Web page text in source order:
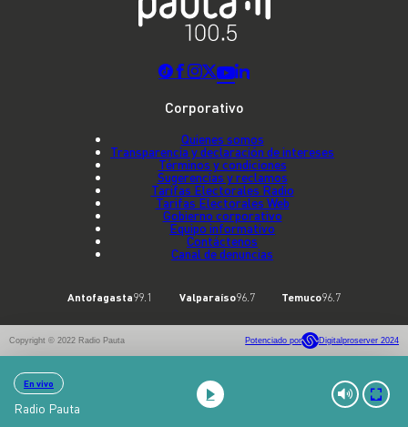
En vivo
Radio Pauta
Corporativo
Quienes somos
Transparencia y declaración de intereses
Términos y condiciones
Sugerencias y reclamos
Tarifas Electorales Radio
Tarifas Electorales Web
Gobierno corporativo
Equipo informativo
Contáctenos
Canal de denuncias
Antofagasta99.1 Valparaíso96.7 Temuco96.7
Copyright © 2022 Radio Pauta Potenciado por Digitalproserver 2024